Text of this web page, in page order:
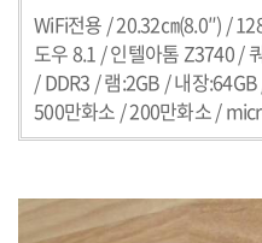
WiFi전용 / 20.32㎝(8.0″) /
도우8.1 /인텔아톰 Z3740 /
/ DDR3 /램:2GB /내장
500만화소 / 200만화소/